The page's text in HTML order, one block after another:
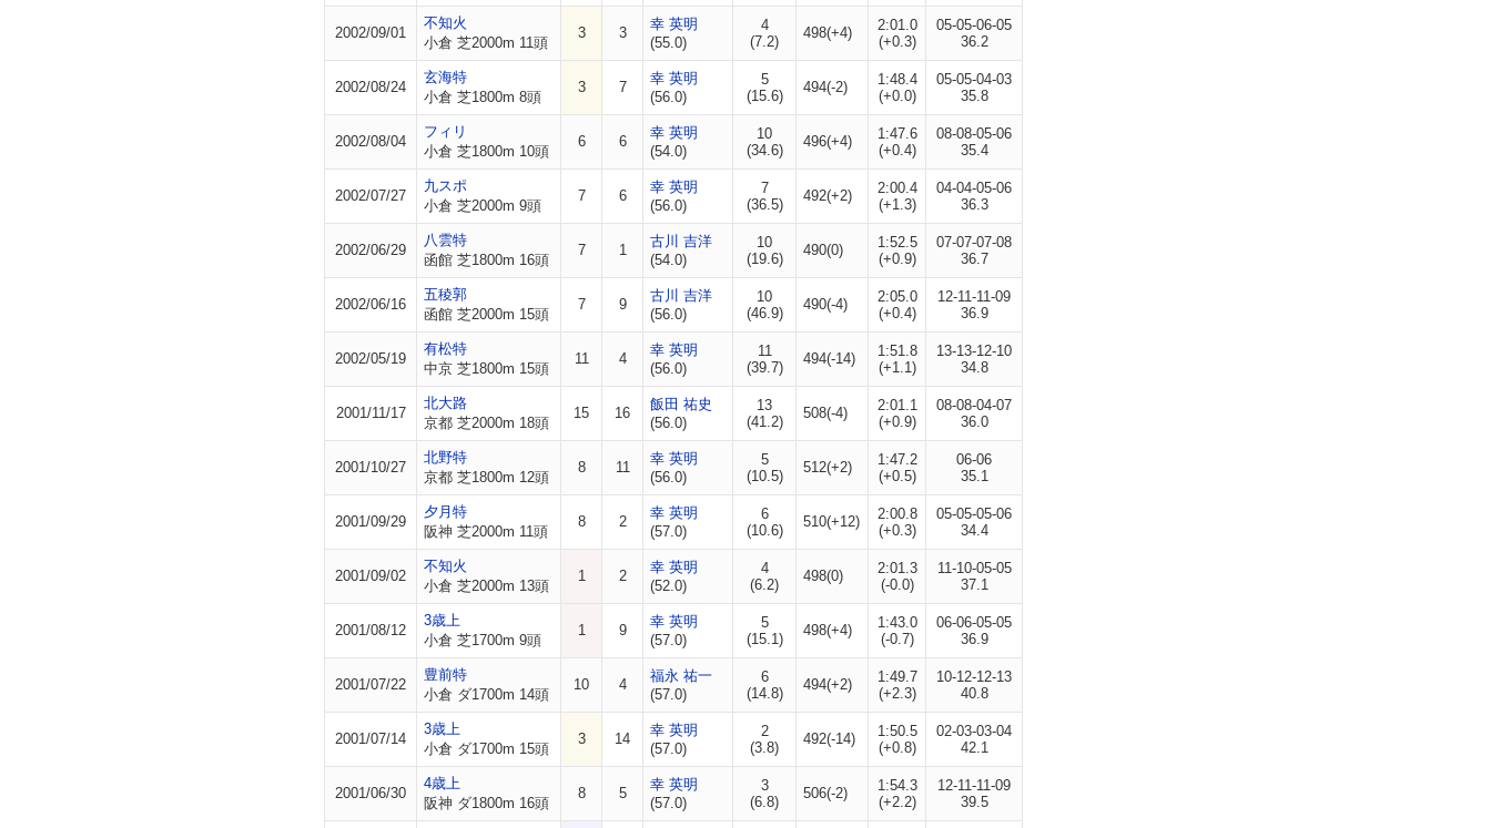
2002/09/01
不知火
小倉 芝2000m 11頭
3 3
幸 英明
(55.0)
4
(7.2)
498(+4)
2:01.0
(+0.3)
05-05-06-05
36.2
2002/08/24
玄海特
小倉 芝1800m 8頭
3 7
幸 英明
(56.0)
5
(15.6)
494(-2)
1:48.4
(+0.0)
05-05-04-03
35.8
2002/08/04
フィリ
小倉 芝1800m 10頭
6 6
幸 英明
(54.0)
10
(34.6)
496(+4)
1:47.6
(+0.4)
08-08-05-06
35.4
2002/07/27
九スポ
小倉 芝2000m 9頭
7 6
幸 英明
(56.0)
7
(36.5)
492(+2)
2:00.4
(+1.3)
04-04-05-06
36.3
2002/06/29
八雲特
函館 芝1800m 16頭
7 1
古川 吉洋
(54.0)
10
(19.6)
490(0)
1:52.5
(+0.9)
07-07-07-08
36.7
2002/06/16
五稜郭
函館 芝2000m 15頭
7 9
古川 吉洋
(56.0)
10
(46.9)
490(-4)
2:05.0
(+0.4)
12-11-11-09
36.9
2002/05/19
有松特
中京 芝1800m 15頭
11 4
幸 英明
(56.0)
11
(39.7)
494(-14)
1:51.8
(+1.1)
13-13-12-10
34.8
2001/11/17
北大路
京都 芝2000m 18頭
15 16
飯田 祐史
(56.0)
13
(41.2)
508(-4)
2:01.1
(+0.9)
08-08-04-07
36.0
2001/10/27
北野特
京都 芝1800m 12頭
8 11
幸 英明
(56.0)
5
(10.5)
512(+2)
1:47.2
(+0.5)
06-06
35.1
2001/09/29
夕月特
阪神 芝2000m 11頭
8 2
幸 英明
(57.0)
6
(10.6)
510(+12)
2:00.8
(+0.3)
05-05-05-06
34.4
2001/09/02
不知火
小倉 芝2000m 13頭
1 2
幸 英明
(52.0)
4
(6.2)
498(0)
2:01.3
(-0.0)
11-10-05-05
37.1
2001/08/12
3歳上
小倉 芝1700m 9頭
1 9
幸 英明
(57.0)
5
(15.1)
498(+4)
1:43.0
(-0.7)
06-06-05-05
36.9
2001/07/22
豊前特
小倉 ダ1700m 14頭
10 4
福永 祐一
(57.0)
6
(14.8)
494(+2)
1:49.7
(+2.3)
10-12-12-13
40.8
2001/07/14
3歳上
小倉 ダ1700m 15頭
3 14
幸 英明
(57.0)
2
(3.8)
492(-14)
1:50.5
(+0.8)
02-03-03-04
42.1
2001/06/30
4歳上
阪神 ダ1800m 16頭
8 5
幸 英明
(57.0)
3
(6.8)
506(-2)
1:54.3
(+2.2)
12-11-11-09
39.5